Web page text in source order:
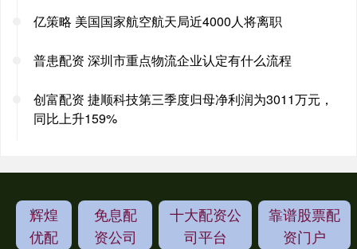
亿策略 美国国家航空航天局近4000人将离职
普患配资 深圳市重点物流企业认定有什么流程
创富配资 捷顺科技第三季度归母净利润为3011万元，
同比上升159%
辉煌
优配
免息配
资公司
十大配资公
司平台
靠谱股票配
资门户